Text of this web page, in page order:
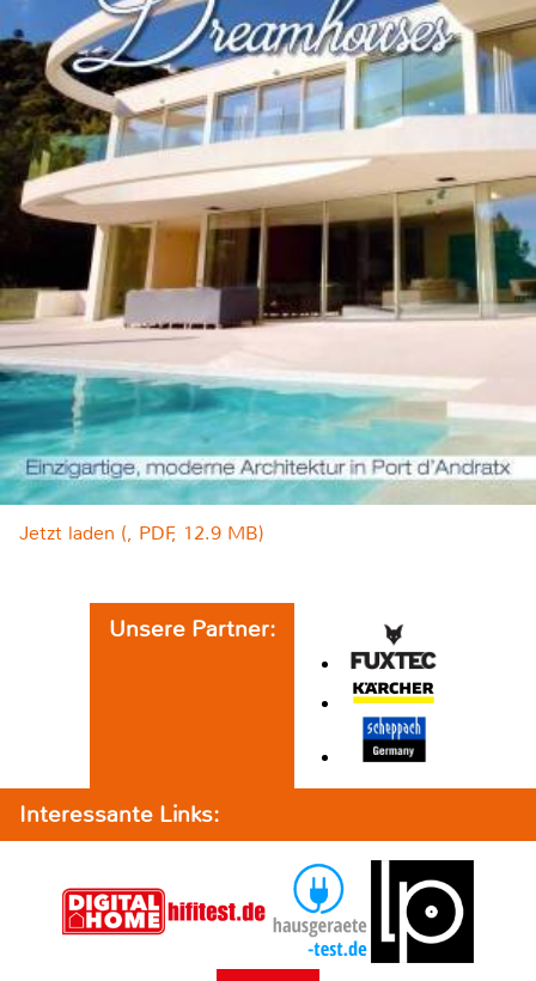
Jetzt laden (, PDF, 12.9 MB)
Unsere Partner:
Interessante Links: